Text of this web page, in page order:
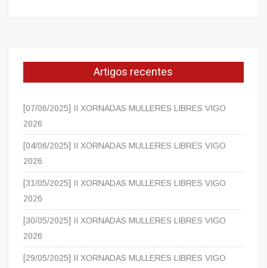
Artigos recentes
[07/06/2025] II XORNADAS MULLERES LIBRES VIGO
2026
[04/06/2025] II XORNADAS MULLERES LIBRES VIGO
2026
[31/05/2025] II XORNADAS MULLERES LIBRES VIGO
2026
[30/05/2025] II XORNADAS MULLERES LIBRES VIGO
2026
[29/05/2025] II XORNADAS MULLERES LIBRES VIGO